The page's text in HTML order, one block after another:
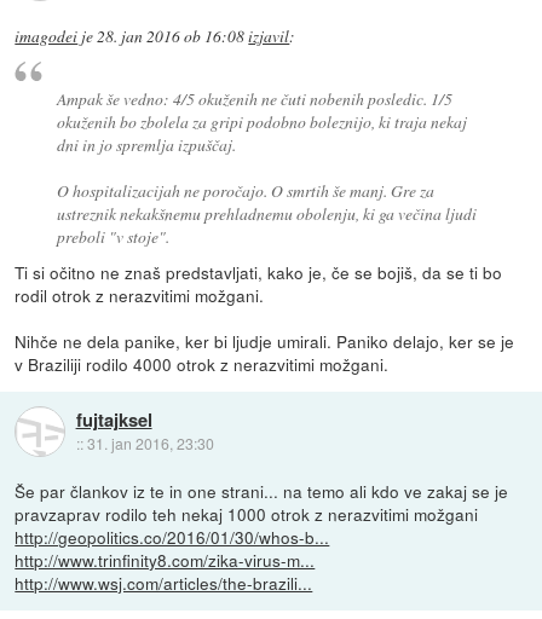
imagodei je28. jan 2016 ob 16:08izjavil:
Ampak še vedno: 4/5 okuženih ne čuti nobenih posledic. 1/5
okuženih bo zbolela za gripi podobno boleznijo, ki traja nekaj
dni in jo spremlja izpuščaj.
O hospitalizacijah ne poročajo. O smrtih še manj. Gre za
ustreznik nekakšnemu prehladnemu obolenju, ki ga večina ljudi
preboli "v stoje".
Ti si očitno ne znaš predstavljati, kako je, če se bojiš, da se ti bo
rodil otrok z nerazvitimi možgani.
Nihče ne dela panike, ker bi ljudje umirali. Paniko delajo, ker se je
v Braziliji rodilo 4000 otrok z nerazvitimi možgani.
fujtajksel
::31. jan 2016, 23:30
Še par člankov iz te in one strani... na temo ali kdo ve zakaj se je
pravzaprav rodilo teh nekaj 1000 otrok z nerazvitimi možgani
http://geopolitics.co/2016/01/30/whos-b...
http://www.trinfinity8.com/zika-virus-m...
http://www.wsj.com/articles/the-brazili...